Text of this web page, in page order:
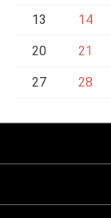
13 14
20 21
27 28